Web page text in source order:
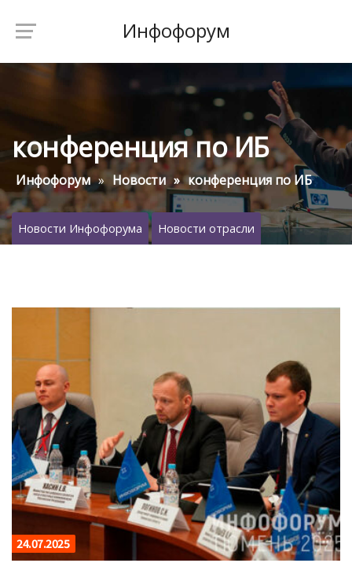
Инфофорум
конференция по ИБ
Инфофорум Новости конференция по ИБ
Новости Инфофорума Новости отрасли
24.07.2025